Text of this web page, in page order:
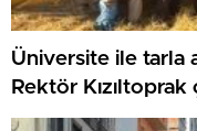
Üniversite ile tarla
Rektör